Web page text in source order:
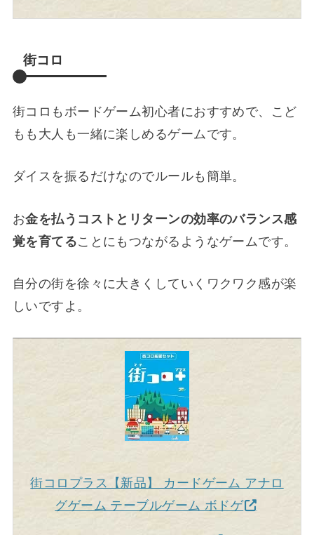
街コロ
街コロもボードゲーム初心者におすすめで、こど
もも大人も一緒に楽しめるゲームです。
ダイスを振るだけなのでルールも簡単。
お金を払うコストとリターンの効率のバランス感
覚を育てることにもつながるようなゲームです。
自分の街を徐々に大きくしていくワクワク感が楽
しいですよ。
街コロプラス【新品】 カードゲーム アナロ
グゲーム テーブルゲーム ボドゲ